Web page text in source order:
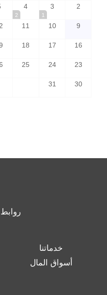
2
3
1
4
2
9
10
11
16
17
18
23
24
25
30
31
خدماتنا
أسواق المال